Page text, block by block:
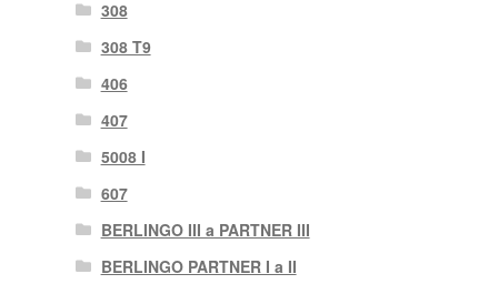
308
308 T9
406
407
5008 I
607
BERLINGO III a PARTNER III
BERLINGO PARTNER I a II